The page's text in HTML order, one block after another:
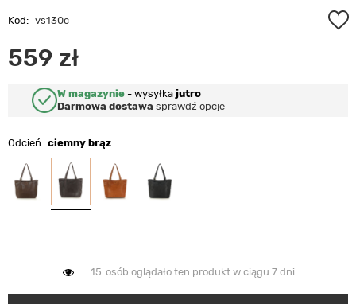
Kod: vs130c
559 zł
W magazynie - wysyłka jutro
Darmowa dostawa sprawdź opcje
Odcień ciemny brąz
15 osób oglądało ten produkt w ciągu 7 dni